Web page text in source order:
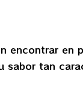
encontrar en
sabor tan